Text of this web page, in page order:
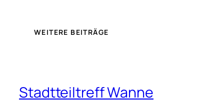
WEITERE BEITRÄGE
Stadtteiltreff Wanne